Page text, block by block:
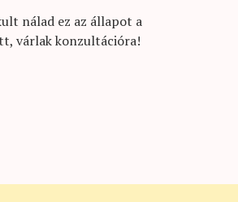
nálad ez az állapot a
várlak konzultációra!